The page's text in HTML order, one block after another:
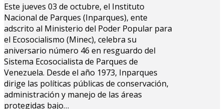
Este jueves 03 de octubre, el Instituto
Nacional de Parques (Inparques), ente
adscrito al Ministerio del Poder Popular para
el Ecosocialismo (Minec), celebra su
aniversario número 46 en resguardo del
Sistema Ecosocialista de Parques de
Venezuela. Desde el año 1973, Inparques
dirige las políticas públicas de conservación,
administración y manejo de las áreas
protegidas bajo…